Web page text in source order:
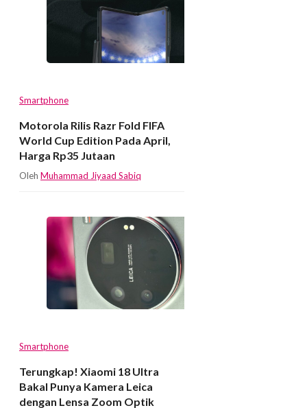
Smartphone
Motorola Rilis Razr Fold FIFA
World Cup Edition Pada April,
Harga Rp35 Jutaan
Oleh Muhammad Jiyaad Sabiq
Smartphone
Terungkap! Xiaomi 18 Ultra
Bakal Punya Kamera Leica
dengan Lensa Zoom Optik